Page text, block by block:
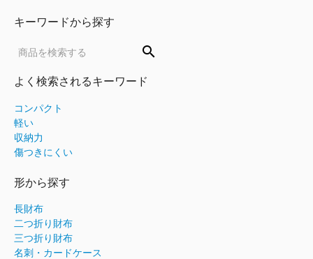
キーワードから探す
search
よく検索されるキーワード
コンパクト
軽い
収納力
傷つきにくい
形から探す
長財布
二つ折り財布
三つ折り財布
名刺・カードケース